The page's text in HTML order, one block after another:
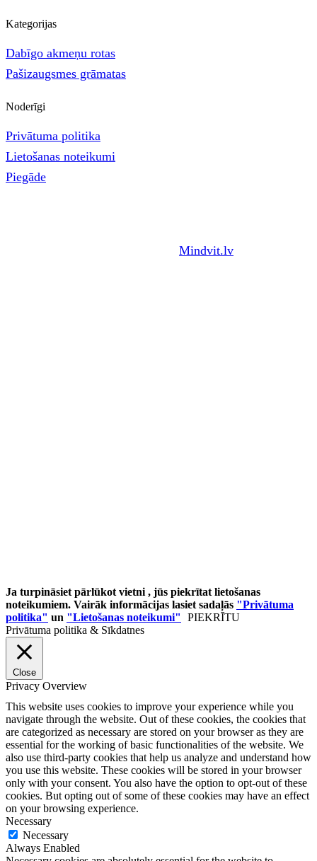
Kategorijas
Dabīgo akmeņu rotas
Pašizaugsmes grāmatas
Noderīgi
Privātuma politika
Lietošanas noteikumi
Piegāde
Mindvit.lv
Ja turpināsiet pārlūkot vietni , jūs piekrītat lietošanas
noteikumiem. Vairāk informācijas lasiet sadaļās "Privātuma
politika" un "Lietošanas noteikumi"
PIEKRĪTU
Privātuma politika & Sīkdatnes
Close
Privacy Overview
This website uses cookies to improve your experience while you
navigate through the website. Out of these cookies, the cookies that
are categorized as necessary are stored on your browser as they are
essential for the working of basic functionalities of the website. We
also use third-party cookies that help us analyze and understand how
you use this website. These cookies will be stored in your browser
only with your consent. You also have the option to opt-out of these
cookies. But opting out of some of these cookies may have an effect
on your browsing experience.
Necessary
Necessary
Always Enabled